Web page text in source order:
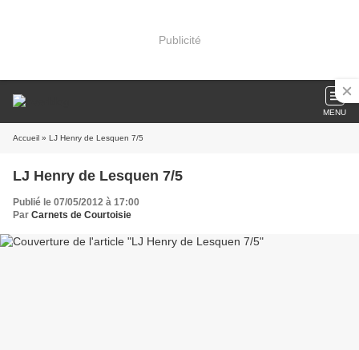
Publicité
MENU
Accueil » LJ Henry de Lesquen 7/5
LJ Henry de Lesquen 7/5
Publié le 07/05/2012 à 17:00
Par Carnets de Courtoisie